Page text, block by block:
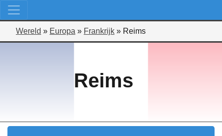
Wereld » Europa » Frankrijk » Reims
Reims